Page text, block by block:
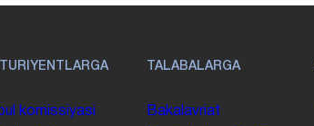
komissiyasi
TALABALARGA
Bakalavriat